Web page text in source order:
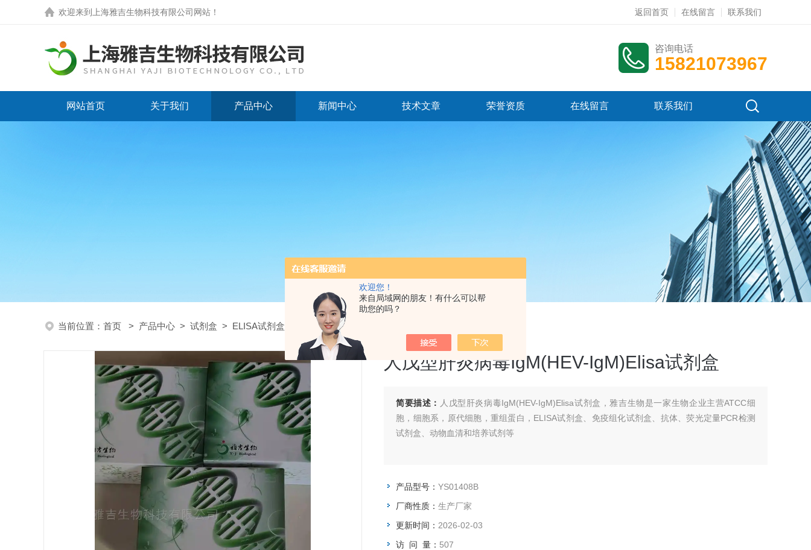
欢迎您！
来自局域网的朋友！有什么可以帮
助您的吗？
欢迎来到 上海雅吉生物科技有限公司网站 ！ 返回首页 在线留言 联系我们
咨询电话
15821073967
网站首页 关于我们 产品中心 新闻中心 技术文章 荣誉资质 在线留言 联系我们
当前位置： 首页 > 产品中心 > 试剂盒 > ELISA试剂盒 > YS01408B人戊型肝炎病毒IgM(HEV-IgM)Elisa试剂盒
人戊型肝炎病毒IgM(HEV-IgM)Elisa试剂盒
简要描述： 人戊型肝炎病毒IgM(HEV-IgM)Elisa试剂盒，雅吉生物是一家生物企业主营ATCC细
胞，细胞系，原代细胞，重组蛋白，ELISA试剂盒、免疫组化试剂盒、抗体、荧光定量PCR检测
试剂盒、动物血清和培养试剂等
产品型号： YS01408B
厂商性质： 生产厂家
更新时间： 2026-02-03
访 问 量： 507